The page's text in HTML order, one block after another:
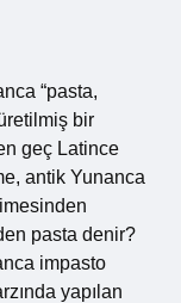
“pasta,
bir
geç Latince
antik Yunanca
pasta denir?
impasto
yapılan